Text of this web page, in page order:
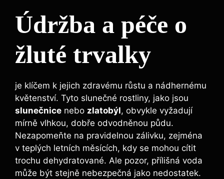
Údržba a péče o
žluté trvalky
je klíčem k jejich zdravému růstu a nádhernému
květenství. Tyto slunečné rostliny, jako jsou
slunečnice nebo zlatobýl, obvykle vyžadují
mírně vlhkou, dobře odvodněnou půdu.
Nezapomeňte na pravidelnou zálivku, zejména
v teplých letních měsících, kdy se mohou cítit
trochu dehydratované. Ale pozor, přílišná voda
může být stejně nebezpečná jako nedostatek.